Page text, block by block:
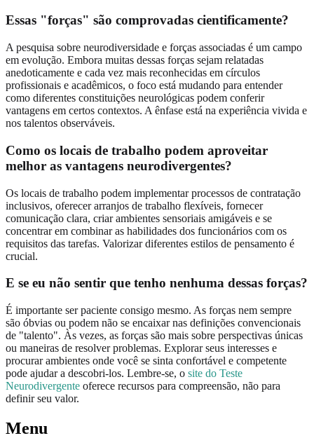
Essas "forças" são comprovadas cientificamente?
A pesquisa sobre neurodiversidade e forças associadas é um campo
em evolução. Embora muitas dessas forças sejam relatadas
anedoticamente e cada vez mais reconhecidas em círculos
profissionais e acadêmicos, o foco está mudando para entender
como diferentes constituições neurológicas podem conferir
vantagens em certos contextos. A ênfase está na experiência vivida e
nos talentos observáveis.
Como os locais de trabalho podem aproveitar
melhor as vantagens neurodivergentes?
Os locais de trabalho podem implementar processos de contratação
inclusivos, oferecer arranjos de trabalho flexíveis, fornecer
comunicação clara, criar ambientes sensoriais amigáveis e se
concentrar em combinar as habilidades dos funcionários com os
requisitos das tarefas. Valorizar diferentes estilos de pensamento é
crucial.
E se eu não sentir que tenho nenhuma dessas forças?
É importante ser paciente consigo mesmo. As forças nem sempre
são óbvias ou podem não se encaixar nas definições convencionais
de "talento". Às vezes, as forças são mais sobre perspectivas únicas
ou maneiras de resolver problemas. Explorar seus interesses e
procurar ambientes onde você se sinta confortável e competente
pode ajudar a descobri-los. Lembre-se, o site do Teste
Neurodivergente oferece recursos para compreensão, não para
definir seu valor.
Menu